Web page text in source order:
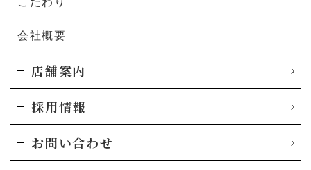
会社概要
店舗案内
採用情報
お問い合わせ